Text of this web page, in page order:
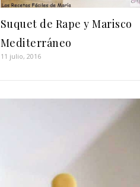
Suquet de Rape y Marisco
Mediterráneo
11 julio, 2016